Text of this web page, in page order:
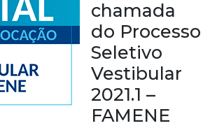
chamada
do Processo
Seletivo
Vestibular
2021.1 –
FAMENE